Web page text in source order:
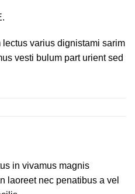
varius dignistami sarim
vesti bulum part urient sed
in vivamus magnis
laoreet nec penatibus a vel